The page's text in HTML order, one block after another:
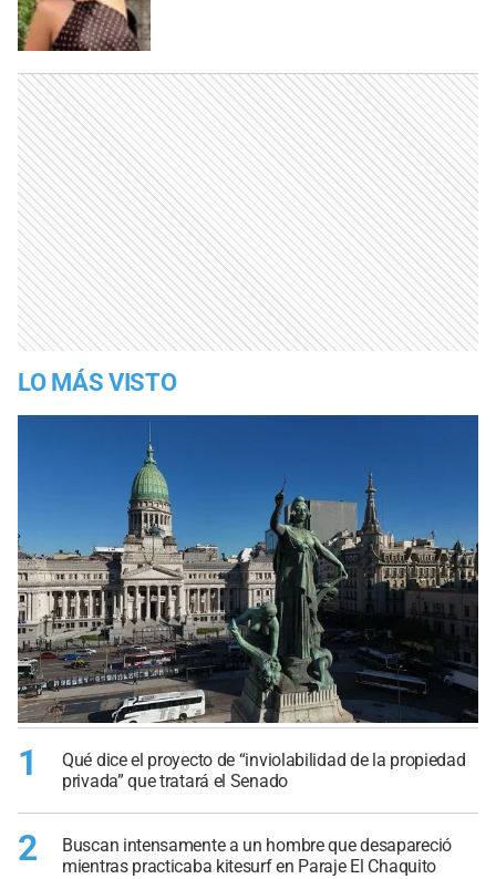
LO MÁS VISTO
1
Qué dice el proyecto de “inviolabilidad de la propiedad
privada” que tratará el Senado
2
Buscan intensamente a un hombre que desapareció
mientras practicaba kitesurf en Paraje El Chaquito